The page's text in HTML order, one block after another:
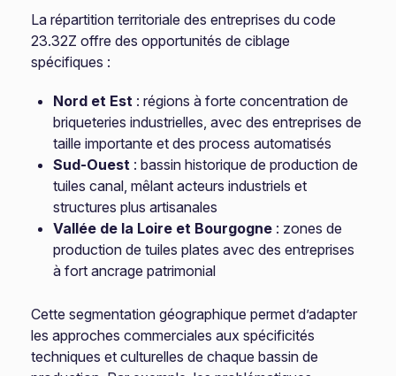
La répartition territoriale des entreprises du code
23.32Z offre des opportunités de ciblage
spécifiques :
Nord et Est : régions à forte concentration de
briqueteries industrielles, avec des entreprises de
taille importante et des process automatisés
Sud-Ouest : bassin historique de production de
tuiles canal, mêlant acteurs industriels et
structures plus artisanales
Vallée de la Loire et Bourgogne : zones de
production de tuiles plates avec des entreprises
à fort ancrage patrimonial
Cette segmentation géographique permet d’adapter
les approches commerciales aux spécificités
techniques et culturelles de chaque bassin de